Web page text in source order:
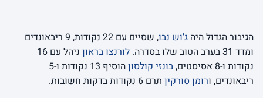
הגיבור הגדול היה ג’וש נבו
, שסיים עם 22 נקודות, 9 ריבאונדים
ומדד 31 בערב הטוב שלו בסדרה.
לורנצו בראון
ניהל עם 16
נקודות ו-8 אסיסטים,
בונזי קולסון
הוסיף 13 נקודות ו-5
ריבאונדים, ורומן סורקין תרם 6 נקודות בדקות חשובות.